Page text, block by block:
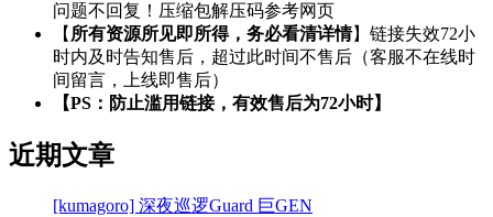
问题不回复！压缩包解压码参考网页
【 所有资源所见即所得，务必看清详情】链接失效72小
时内及时告知售后，超过此时间不售后（客服不在线时
间留言，上线即售后）
【PS：防止滥用链接，有效售后为72小时】
近期文章
[kumagoro] 深夜巡逻Guard 巨GEN